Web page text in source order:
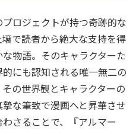
ロジェクトが持つ奇跡的な
で読者から絶大な支持を得
物語。そのキャラクターた
にも認知される唯一無二の
の世界観とキャラクターの
な筆致で漫画へと昇華させ
さることで、『アルマー